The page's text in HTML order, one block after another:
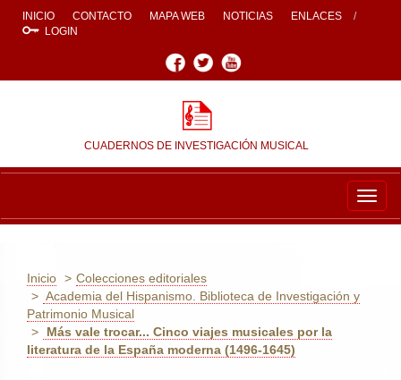
INICIO CONTACTO MAPA WEB NOTICIAS
ENLACES
LOGIN
Facebook
TwitterYoutube
CUADERNOS DE INVESTIGACIÓN MUSICAL
Inicio
Colecciones editoriales
Academia del Hispanismo. Biblioteca de Investigación y
Patrimonio Musical
Más vale trocar... Cinco viajes musicales por la
literatura de la España moderna (1496-1645)